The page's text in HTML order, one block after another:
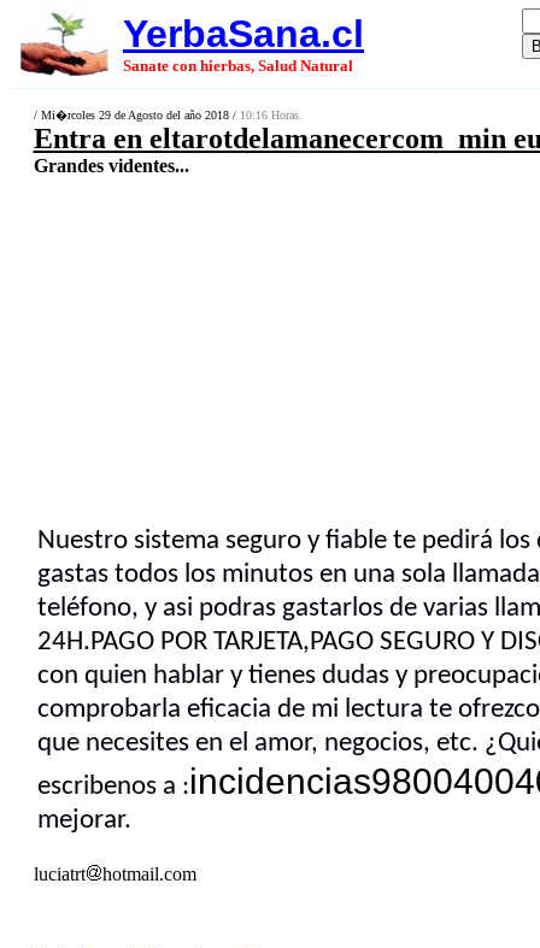
YerbaSana.cl
Sanate con hierbas, Salud Natural
/ Mi�rcoles 29 de Agosto del año 2018 / 10:16 Horas.
Entra en eltarotdelamanecercom min
Grandes videntes...
Nuestro sistema seguro y fiable te pedirá
gastas todos los minutos en una sola
teléfono, y asi podras gastarlos de varias
24H.PAGO POR TARJETA,PAGO SEGURO Y
con quien hablar y tienes dudas y
comprobarla eficacia de mi lectura te
que necesites en el amor, negocios, etc.
escribenos a :
mejorar.
luciatrt hotmail.com